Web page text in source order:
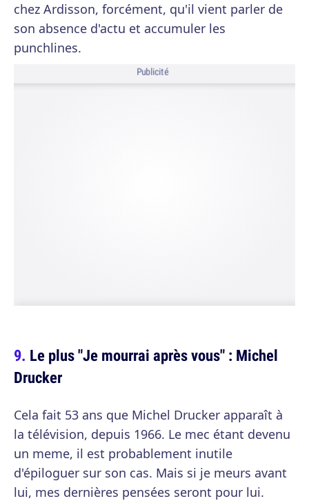
chez Ardisson, forcément, qu'il vient parler de
son absence d'actu et accumuler les
punchlines.
Publicité
Le plus "Je mourrai après vous" : Michel
Drucker
Cela fait 53 ans que Michel Drucker apparaît à
la télévision, depuis 1966. Le mec étant devenu
un meme, il est probablement inutile
d'épiloguer sur son cas. Mais si je meurs avant
lui, mes dernières pensées seront pour lui.